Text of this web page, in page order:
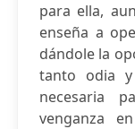
para ella,
enseña a
dándole la
tanto odia y
necesaria
venganza